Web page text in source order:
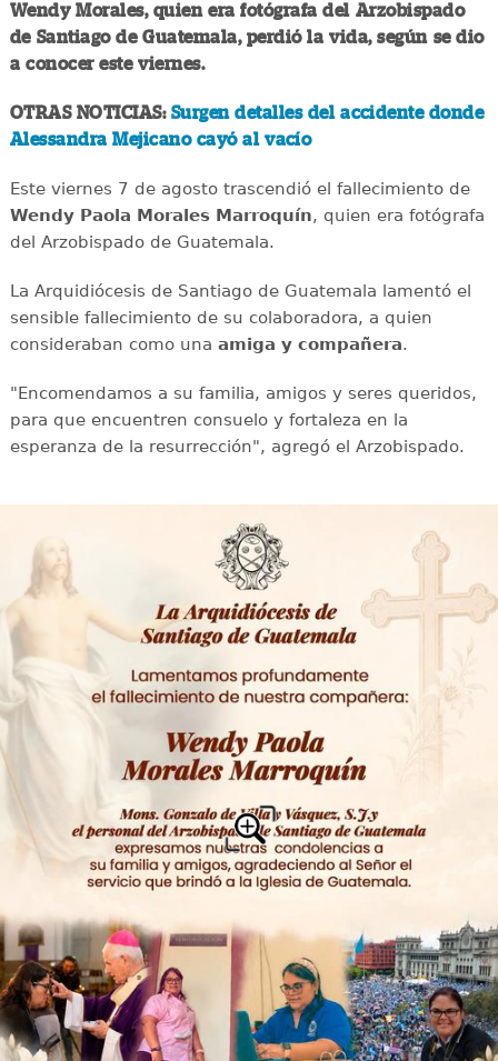
Wendy Morales, quien era fotógrafa del Arzobispado
de Santiago de Guatemala, perdió la vida, según se dio
a conocer este viernes.
OTRAS NOTICIAS: Surgen detalles del accidente donde
Alessandra Mejicano cayó al vacío
Este viernes 7 de agosto trascendió el fallecimiento de
Wendy Paola Morales Marroquín, quien era fotógrafa
del Arzobispado de Guatemala.
La Arquidiócesis de Santiago de Guatemala lamentó el
sensible fallecimiento de su colaboradora, a quien
consideraban como una amiga y compañera.
"Encomendamos a su familia, amigos y seres queridos,
para que encuentren consuelo y fortaleza en la
esperanza de la resurrección", agregó el Arzobispado.